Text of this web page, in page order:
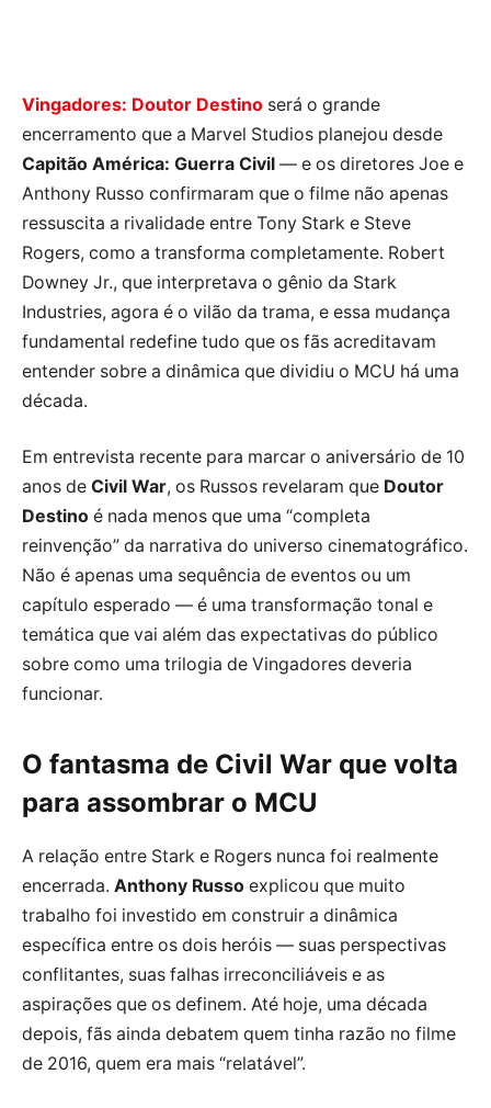
Vingadores: Doutor Destino será o grande
encerramento que a Marvel Studios planejou desde
Capitão América: Guerra Civil — e os diretores Joe e
Anthony Russo confirmaram que o filme não apenas
ressuscita a rivalidade entre Tony Stark e Steve
Rogers, como a transforma completamente. Robert
Downey Jr., que interpretava o gênio da Stark
Industries, agora é o vilão da trama, e essa mudança
fundamental redefine tudo que os fãs acreditavam
entender sobre a dinâmica que dividiu o MCU há uma
década.
Em entrevista recente para marcar o aniversário de 10
anos de Civil War, os Russos revelaram que Doutor
Destino é nada menos que uma “completa
reinvenção” da narrativa do universo cinematográfico.
Não é apenas uma sequência de eventos ou um
capítulo esperado — é uma transformação tonal e
temática que vai além das expectativas do público
sobre como uma trilogia de Vingadores deveria
funcionar.
O fantasma de Civil War que volta
para assombrar o MCU
A relação entre Stark e Rogers nunca foi realmente
encerrada. Anthony Russo explicou que muito
trabalho foi investido em construir a dinâmica
específica entre os dois heróis — suas perspectivas
conflitantes, suas falhas irreconciliáveis e as
aspirações que os definem. Até hoje, uma década
depois, fãs ainda debatem quem tinha razão no filme
de 2016, quem era mais “relatável”.